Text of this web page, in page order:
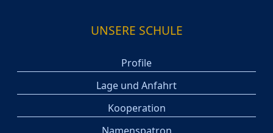
UNSERE SCHULE
Profile
Lage und Anfahrt
Kooperation